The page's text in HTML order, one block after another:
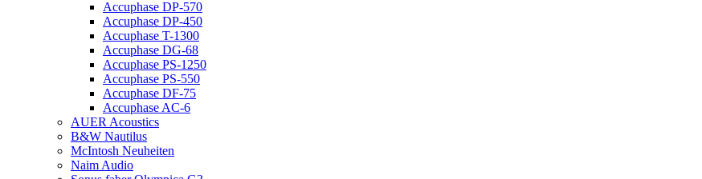
Accuphase DP-570
Accuphase DP-450
Accuphase T-1300
Accuphase DG-68
Accuphase PS-1250
Accuphase PS-550
Accuphase DF-75
Accuphase AC-6
AUER Acoustics
B&W Nautilus
McIntosh Neuheiten
Naim Audio